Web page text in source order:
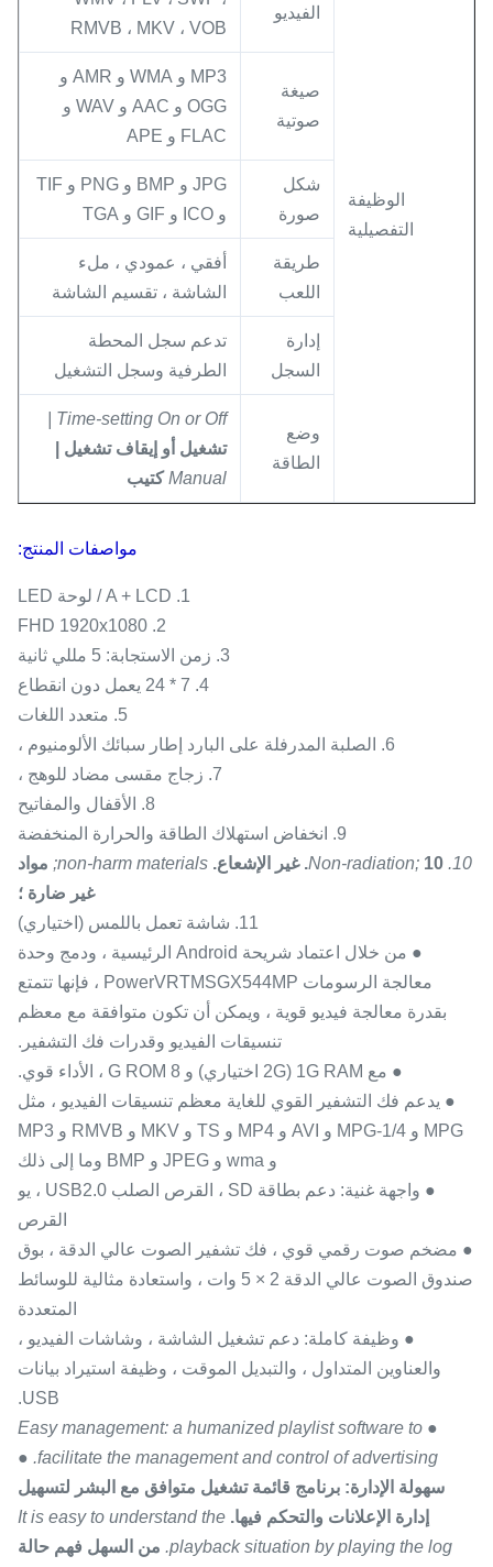
الوظيفة
التفصيلية
الفيديو
RMVB ، MKV ، VOB
صيغة
صوتية
MP3 و WMA و AMR و
OGG و AAC و WAV و
FLAC و APE
شكل
صورة
JPG و BMP و PNG و TIF
و ICO و GIF و TGA
طريقة
اللعب
أفقي ، عمودي ، ملء
الشاشة ، تقسيم الشاشة
إدارة
السجل
تدعم سجل المحطة
الطرفية وسجل التشغيل
وضع
الطاقة
Time-setting On or Off |
تشغيل أو إيقاف تشغيل |
Manual كتيب
مواصفات المنتج:
1. A + LCD / لوحة LED
2. FHD 1920x1080
3. زمن الاستجابة: 5 مللي ثانية
4. 7 * 24 يعمل دون انقطاع
5. متعدد اللغات
6. الصلبة المدرفلة على البارد إطار سبائك الألومنيوم ،
7. زجاج مقسى مضاد للوهج ،
8. الأقفال والمفاتيح
9. انخفاض استهلاك الطاقة والحرارة المنخفضة
10. Non-radiation; 10. غير الإشعاع. non-harm materials; مواد
غير ضارة ؛
11. شاشة تعمل باللمس (اختياري)
● من خلال اعتماد شريحة Android الرئيسية ، ودمج وحدة
معالجة الرسومات PowerVRTMSGX544MP ، فإنها تتمتع
بقدرة معالجة فيديو قوية ، ويمكن أن تكون متوافقة مع معظم
تنسيقات الفيديو وقدرات فك التشفير.
● مع 1G RAM (2G اختياري) و 8 G ROM ، الأداء قوي.
● يدعم فك التشفير القوي للغاية معظم تنسيقات الفيديو ، مثل
MPG و MPG-1/4 و AVI و MP4 و TS و MKV و RMVB و MP3
و wma و JPEG و BMP وما إلى ذلك
● واجهة غنية: دعم بطاقة SD ، القرص الصلب USB2.0 ، يو
القرص
● مضخم صوت رقمي قوي ، فك تشفير الصوت عالي الدقة ، بوق
صندوق الصوت عالي الدقة 2 × 5 وات ، واستعادة مثالية للوسائط
المتعددة
● وظيفة كاملة: دعم تشغيل الشاشة ، وشاشات الفيديو ،
والعناوين المتداول ، والتبديل الموقت ، وظيفة استيراد بيانات
USB.
● Easy management: a humanized playlist software to
facilitate the management and control of advertising.
●
سهولة الإدارة: برنامج قائمة تشغيل متوافق مع البشر لتسهيل
إدارة الإعلانات والتحكم فيها. It is easy to understand the
playback situation by playing the log. من السهل فهم حالة